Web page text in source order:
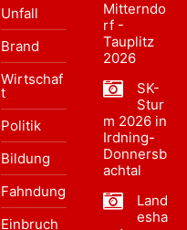
Unfall
Brand
Wirtschaf
t
Politik
Bildung
Fahndung
Einbruch
Mitterndo
rf -
Tauplitz
2026
SK-
Stur
m 2026 in
Irdning-
Donnersb
achtal
Land
esha